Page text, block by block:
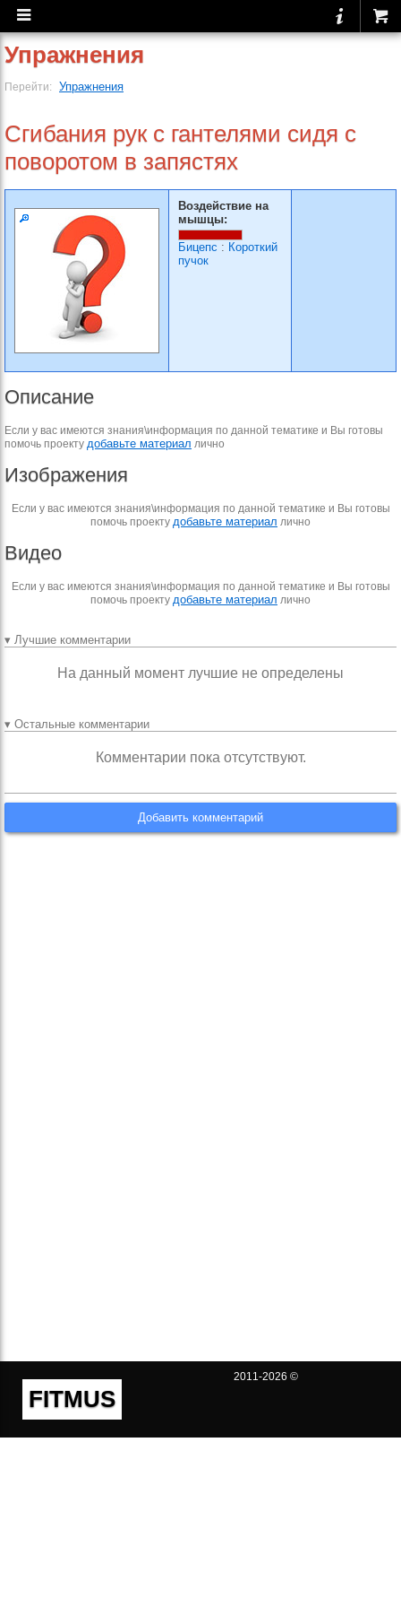
Упражнения
Перейти: Упражнения
Сгибания рук с гантелями сидя с
поворотом в запястях
Воздействие на
мышцы:
Бицепс : Короткий
пучок
Описание
Если у вас имеются знания\информация по данной тематике и Вы готовы
помочь проекту добавьте материал лично
Изображения
Если у вас имеются знания\информация по данной тематике и Вы готовы
помочь проекту добавьте материал лично
Видео
Если у вас имеются знания\информация по данной тематике и Вы готовы
помочь проекту добавьте материал лично
▾ Лучшие комментарии
На данный момент лучшие не определены
▾ Остальные комментарии
Комментарии пока отсутствуют.
Добавить комментарий
FITMUS
2011-2026 ©